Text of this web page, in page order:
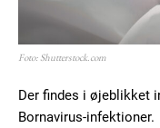
Foto: Shutterstock.com
Der findes i øjeblikket
Bornavirus-infektioner.